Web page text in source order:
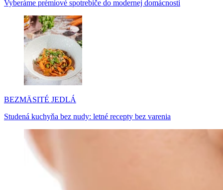
Vyberáme prémiové spotrebiče do modernej domácnosti
BEZMÄSITÉ JEDLÁ
Studená kuchyňa bez nudy: letné recepty bez varenia